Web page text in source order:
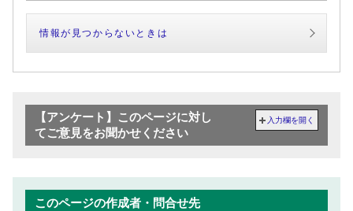
情報が見つからないときは
【アンケート】このページに対し
てご意見をお聞かせください
入力欄を開く
このページの作成者・問合せ先